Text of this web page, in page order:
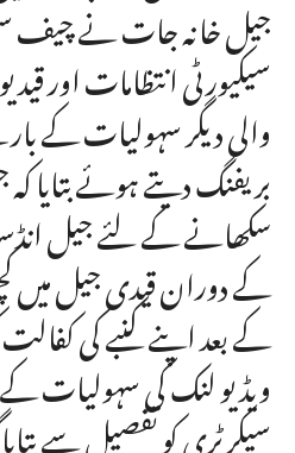
جیل خانہ جات نے چیف
سیکیورٹی انتظامات اور
والی دیگر سہولیات کے
بریفنگ دیتے ہوئے بتایا
سکھانے کے لئے جیل
کے دوران قیدی جیل میں
کے بعد اپنے کنبے کی
ویڈیو لنک کی سہولیات
سیکرٹری کو تفصیل سے